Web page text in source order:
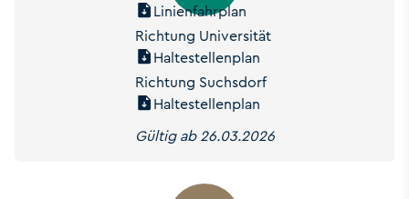
Linienfahrplan
Richtung Universität
Haltestellenplan
Richtung Suchsdorf
Haltestellenplan
Gültig ab 26.03.2026